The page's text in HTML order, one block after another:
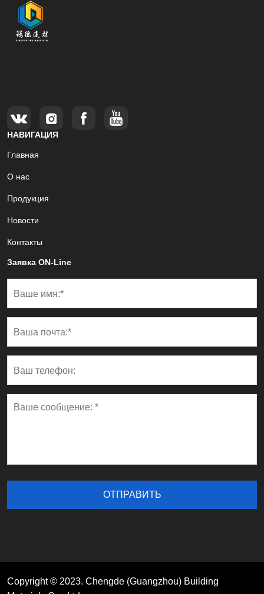
НАВИГАЦИЯ
Главная
О нас
Продукция
Новости
Контакты
Заявка ON-Line
Copyright © 2023. Chengde (Guangzhou) Building